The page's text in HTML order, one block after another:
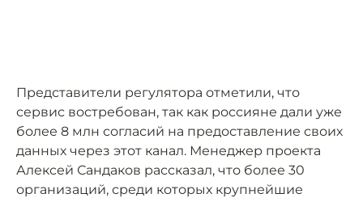
Представители регулятора отметили, что
сервис востребован, так как россияне дали уже
более 8 млн согласий на предоставление своих
данных через этот канал. Менеджер проекта
Алексей Сандаков рассказал, что более 30
организаций, среди которых крупнейшие